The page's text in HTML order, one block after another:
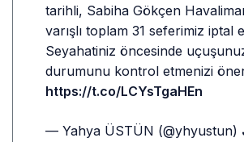
tarihli, Sabiha Gökçen
varışlı toplam 31 seferimiz iptal
Seyahatiniz öncesinde
durumunu kontrol etmenizi
https://t.co/LCYsTgaHEn
— Yahya ÜSTÜN (@yhyustun)